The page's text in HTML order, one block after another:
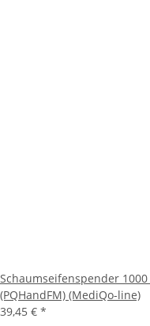
Schaumseifenspender
(PQHandFM) (MediQo-line)
39,45 € *